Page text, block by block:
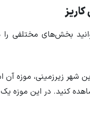
بخش‌های